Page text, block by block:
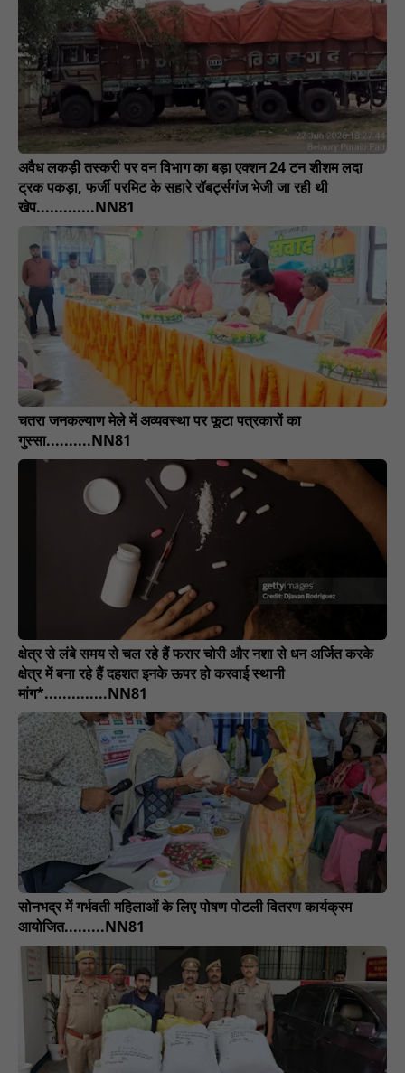
अवैध लकड़ी तस्करी पर वन विभाग का बड़ा एक्शन 24 टन शीशम लदा
ट्रक पकड़ा, फर्जी परमिट के सहारे रॉबर्ट्सगंज भेजी जा रही थी
खेप.............NN81
चतरा जनकल्याण मेले में अव्यवस्था पर फूटा पत्रकारों का
गुस्सा..........NN81
क्षेत्र से लंबे समय से चल रहे हैं फरार चोरी और नशा से धन अर्जित करके
क्षेत्र में बना रहे हैं दहशत इनके ऊपर हो करवाई स्थानी
मांग*..............NN81
सोनभद्र में गर्भवती महिलाओं के लिए पोषण पोटली वितरण कार्यक्रम
आयोजित.........NN81